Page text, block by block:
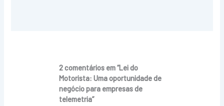
2 comentários em “Lei do
Motorista: Uma oportunidade de
negócio para empresas de
telemetria”